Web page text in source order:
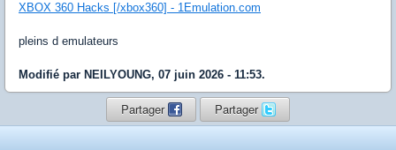
XBOX 360 Hacks [/xbox360] - 1Emulation.com
pleins d emulateurs
Modifié par NEILYOUNG, 07 juin 2026 - 11:53.
Partager Partager